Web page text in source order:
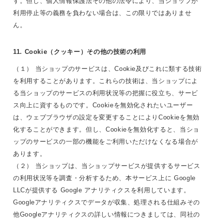
利用停止等の義務を負わない場合は、この限りではありませ
ん。
11. Cookie（クッキー）その他の技術の利用
（１） 当ショップのサービスは、Cookie及びこれに類する技術
を利用することがあります。これらの技術は、当ショップによ
る当ショップのサービスの利用状況等の把握に役立ち、サービ
ス向上に資するものです。Cookieを無効化されたいユーザー
は、ウェブブラウザの設定を変更することによりCookieを無効
化することができます。但し、Cookieを無効化すると、当ショ
ップのサービスの一部の機能をご利用いただけなくなる場合が
あります。
（２） 当ショップは、当ショップサービスが提供するサービス
の利用状況等を調査・分析するため、本サービス上に Google
LLCが提供する Google アナリティクスを利用しています。
Googleアナリティクスでデータが収集、処理される仕組みその
他Googleアナリティクスの詳しい情報につきましては、同社の